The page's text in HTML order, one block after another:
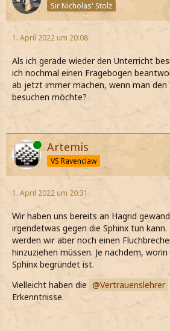
Sir Nicholas' Stolz
1. April 2022 um 20:08
Als ich gerade wieder den Unterricht
ich nochmal einen Fragebogen
ab jetzt immer machen, wenn man den
besuchen möchte?
Online Artemis
VS Ravenclaw
1. April 2022 um 20:31
Wir haben uns bereits an Hagrid
irgendetwas gegen die Sphinx tun
werden wir aber noch einen
hinzuziehen müssen. Je nachdem,
Sphinx begründet ist.
Vielleicht haben die
Vertrauenslehrer
Erkenntnisse.